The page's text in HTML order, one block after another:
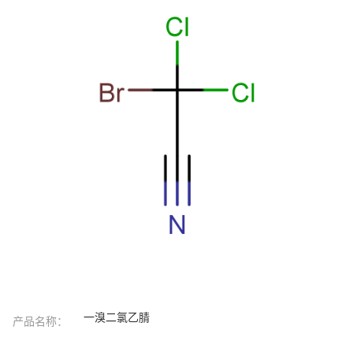
产品名称： 一溴二氯乙腈